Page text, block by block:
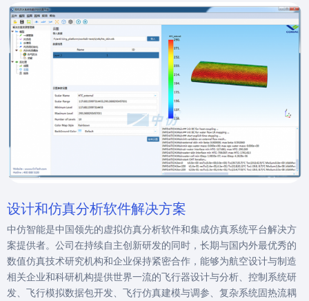
设计和仿真分析软件解决方案
中仿智能是中国领先的虚拟仿真分析软件和集成仿真系统平台解决方
案提供者。公司在持续自主创新研发的同时，长期与国内外最优秀的
数值仿真技术研究机构和企业保持紧密合作，能够为航空设计与制造
相关企业和科研机构提供世界一流的飞行器设计与分析、控制系统研
发、飞行模拟数据包开发、飞行仿真建模与调参、复杂系统固热流耦